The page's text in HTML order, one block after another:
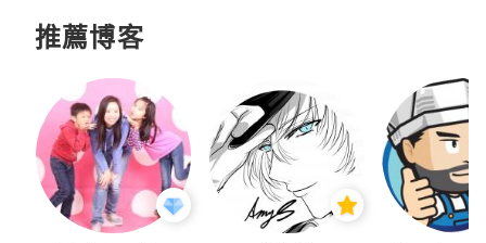
推薦博客